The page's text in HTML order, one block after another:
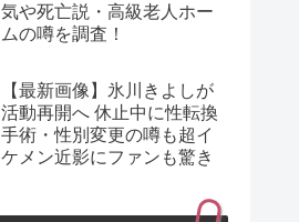
気や死亡説・高級老人ホー
ムの噂を調査！
【最新画像】氷川きよしが
活動再開へ 休止中に性転換
手術・性別変更の噂も超イ
ケメン近影にファンも驚き